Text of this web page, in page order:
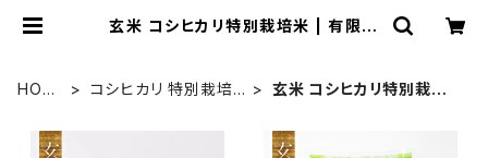
玄米 コシヒカリ特別栽培米 | 有限会
シヒカリ【米山米】
HOM
コシヒカリ 特別栽培
玄米 コシヒカリ特別栽培